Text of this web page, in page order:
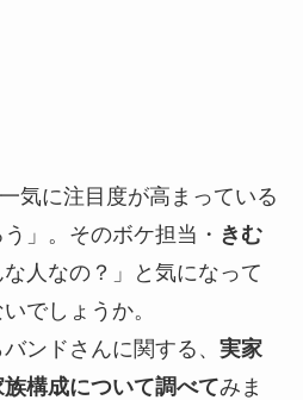
気に注目度が高まっている
」。そのボケ担当・ きむ
人なの？」と気になって
でしょうか。
ンドさんに関する、 実家
構成について調べてみま